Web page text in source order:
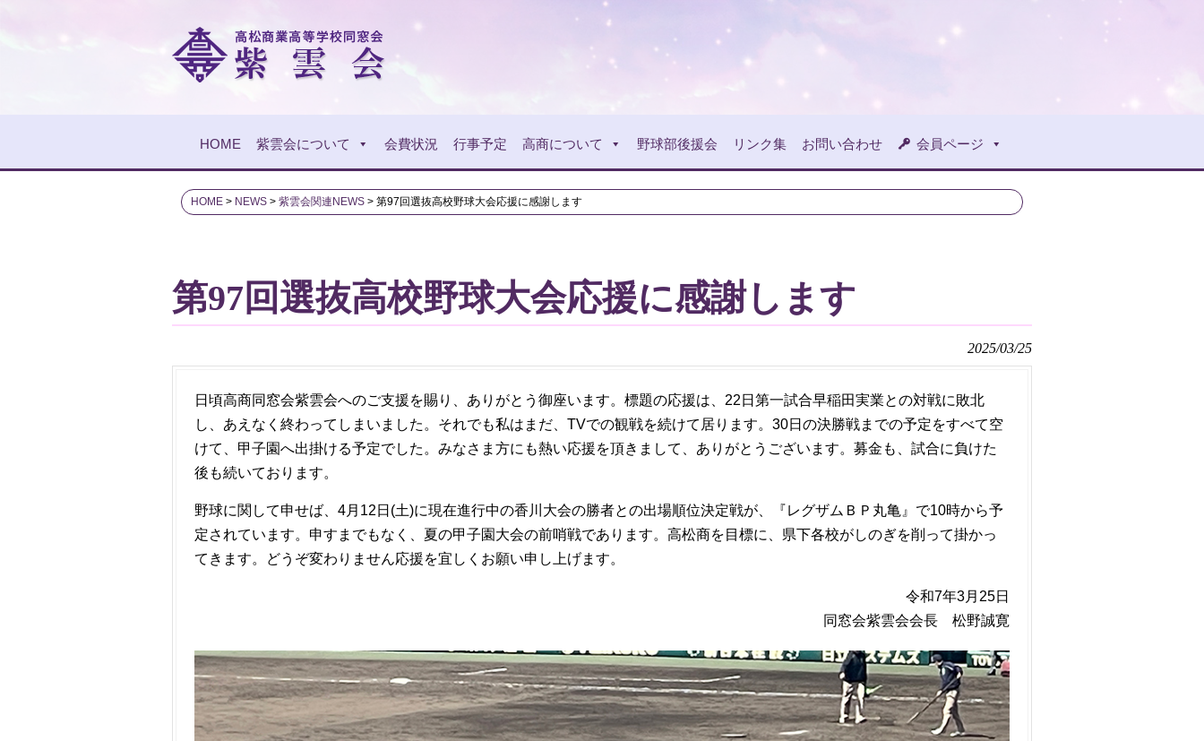
HOME 紫雲会について 会費状況 行事予定 高商について 野球部後援会 リンク集 お問い合わせ 会員ページ
HOME > NEWS > 紫雲会関連NEWS > 第97回選抜高校野球大会応援に感謝します
第97回選抜高校野球大会応援に感謝します
2025/03/25
日頃高商同窓会紫雲会へのご支援を賜り、ありがとう御座います。標題の応援は、22日第一試合早稲田実業との対戦に敗北
し、あえなく終わってしまいました。それでも私はまだ、TVでの観戦を続けて居ります。30日の決勝戦までの予定をすべて空
けて、甲子園へ出掛ける予定でした。みなさま方にも熱い応援を頂きまして、ありがとうございます。募金も、試合に負けた
後も続いております。
野球に関して申せば、4月12日(土)に現在進行中の香川大会の勝者との出場順位決定戦が、『レグザムＢＰ丸亀』で10時から予
定されています。申すまでもなく、夏の甲子園大会の前哨戦であります。高松商を目標に、県下各校がしのぎを削って掛かっ
てきます。どうぞ変わりません応援を宜しくお願い申し上げます。
令和7年3月25日
同窓会紫雲会会長 松野誠寛